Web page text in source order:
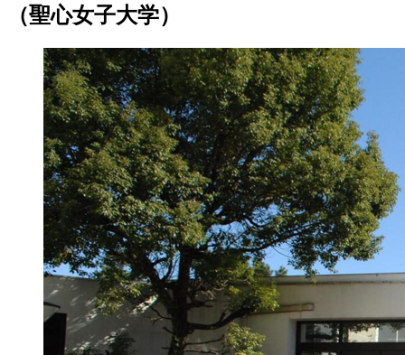
（聖心女子大学）